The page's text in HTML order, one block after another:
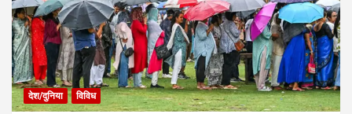
देश/दुनिया विविध